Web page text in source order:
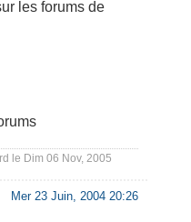
les forums de
le Dim 06 Nov, 2005
Mer 23 Juin, 2004 20:26